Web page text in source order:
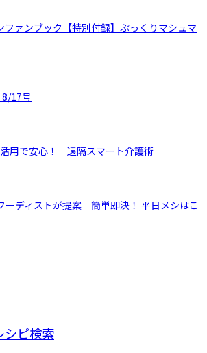
ファンブック【特別付録】ぷっくりマシュマ
8/17号
用で安心！ 遠隔スマート介護術
ーディストが提案 簡単即決！ 平日メシはこ
シピ検索